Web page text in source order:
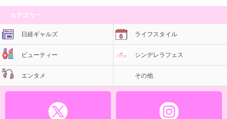
カテゴリー
日経ギャルズ ライフスタイル
ビューティー シンデレラフェス
エンタメ その他